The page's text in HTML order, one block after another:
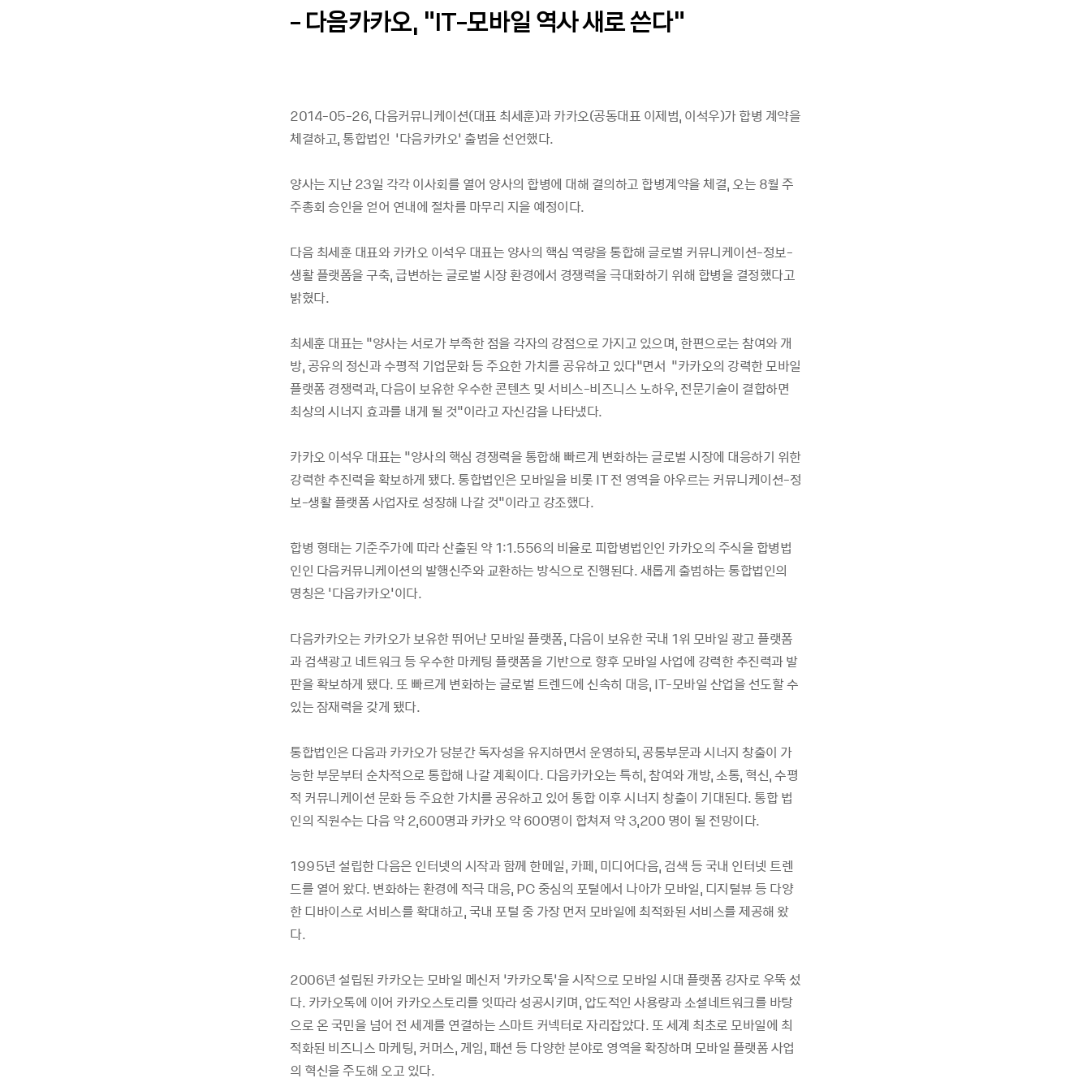
- 다음카카오, "IT-모바일 역사 새로 쓴다"
2014-05-26, 다음커뮤니케이션(대표 최세훈)과 카카오(공동대표 이제범, 이석우)가 합병 계약을
체결하고, 통합법인 ‘다음카카오’ 출범을 선언했다.
양사는 지난 23일 각각 이사회를 열어 양사의 합병에 대해 결의하고 합병계약을 체결, 오는 8월 주
주총회 승인을 얻어 연내에 절차를 마무리 지을 예정이다.
다음 최세훈 대표와 카카오 이석우 대표는 양사의 핵심 역량을 통합해 글로벌 커뮤니케이션-정보-
생활 플랫폼을 구축, 급변하는 글로벌 시장 환경에서 경쟁력을 극대화하기 위해 합병을 결정했다고
밝혔다.
최세훈 대표는 "양사는 서로가 부족한 점을 각자의 강점으로 가지고 있으며, 한편으로는 참여와 개
방, 공유의 정신과 수평적 기업문화 등 주요한 가치를 공유하고 있다"면서 "카카오의 강력한 모바일
플랫폼 경쟁력과, 다음이 보유한 우수한 콘텐츠 및 서비스-비즈니스 노하우, 전문기술이 결합하면
최상의 시너지 효과를 내게 될 것"이라고 자신감을 나타냈다.
카카오 이석우 대표는 "양사의 핵심 경쟁력을 통합해 빠르게 변화하는 글로벌 시장에 대응하기 위한
강력한 추진력을 확보하게 됐다. 통합법인은 모바일을 비롯 IT 전 영역을 아우르는 커뮤니케이션-정
보-생활 플랫폼 사업자로 성장해 나갈 것"이라고 강조했다.
합병 형태는 기준주가에 따라 산출된 약 1:1.556의 비율로 피합병법인인 카카오의 주식을 합병법
인인 다음커뮤니케이션의 발행신주와 교환하는 방식으로 진행된다. 새롭게 출범하는 통합법인의
명칭은 '다음카카오'이다.
다음카카오는 카카오가 보유한 뛰어난 모바일 플랫폼, 다음이 보유한 국내 1위 모바일 광고 플랫폼
과 검색광고 네트워크 등 우수한 마케팅 플랫폼을 기반으로 향후 모바일 사업에 강력한 추진력과 발
판을 확보하게 됐다. 또 빠르게 변화하는 글로벌 트렌드에 신속히 대응, IT-모바일 산업을 선도할 수
있는 잠재력을 갖게 됐다.
통합법인은 다음과 카카오가 당분간 독자성을 유지하면서 운영하되, 공통부문과 시너지 창출이 가
능한 부문부터 순차적으로 통합해 나갈 계획이다. 다음카카오는 특히, 참여와 개방, 소통, 혁신, 수평
적 커뮤니케이션 문화 등 주요한 가치를 공유하고 있어 통합 이후 시너지 창출이 기대된다. 통합 법
인의 직원수는 다음 약 2,600명과 카카오 약 600명이 합쳐져 약 3,200 명이 될 전망이다.
1995년 설립한 다음은 인터넷의 시작과 함께 한메일, 카페, 미디어다음, 검색 등 국내 인터넷 트렌
드를 열어 왔다. 변화하는 환경에 적극 대응, PC 중심의 포털에서 나아가 모바일, 디지털뷰 등 다양
한 디바이스로 서비스를 확대하고, 국내 포털 중 가장 먼저 모바일에 최적화된 서비스를 제공해 왔
다.
2006년 설립된 카카오는 모바일 메신저 ‘카카오톡’을 시작으로 모바일 시대 플랫폼 강자로 우뚝 섰
다. 카카오톡에 이어 카카오스토리를 잇따라 성공시키며, 압도적인 사용량과 소셜네트워크를 바탕
으로 온 국민을 넘어 전 세계를 연결하는 스마트 커넥터로 자리잡았다. 또 세계 최초로 모바일에 최
적화된 비즈니스 마케팅, 커머스, 게임, 패션 등 다양한 분야로 영역을 확장하며 모바일 플랫폼 사업
의 혁신을 주도해 오고 있다.